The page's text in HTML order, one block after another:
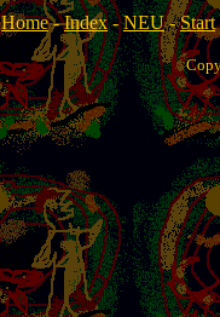
Home-Index-NEU-Start